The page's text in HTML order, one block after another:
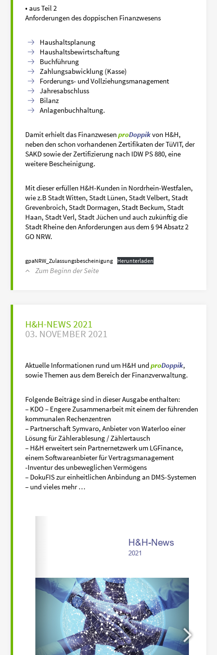
• aus Teil 2
Anforderungen des doppischen Finanzwesens
Haushaltsplanung
Haushaltsbewirtschaftung
Buchführung
Zahlungsabwicklung (Kasse)
Forderungs- und Vollziehungsmanagement
Jahresabschluss
Bilanz
Anlagenbuchhaltung.
Damit erhielt das FinanzwesenproDoppikvon H&H,
neben den schon vorhandenen Zertifikaten der TüVIT, der
SAKD sowie der Zertifizierung nach IDW PS 880, eine
weitere Bescheinigung.
Mit dieser erfüllen H&H-Kunden in Nordrhein-Westfalen,
wie z.B Stadt Witten, Stadt Lünen, Stadt Velbert, Stadt
Grevenbroich, Stadt Dormagen, Stadt Beckum, Stadt
Haan, Stadt Verl, Stadt Jüchen und auch zukünftig die
Stadt Rheine den Anforderungen aus dem § 94 Absatz 2
GO NRW.
gpaNRW_Zulassungsbescheinigung Herunterladen
Zum Beginn der Seite
H&H-NEWS 2021
03. NOVEMBER 2021
Aktuelle Informationen rund um H&H undproDoppik,
sowie Themen aus dem Bereich der Finanzverwaltung.
Folgende Beiträge sind in dieser Ausgabe enthalten:
– KDO – Engere Zusammenarbeit mit einem der führenden
kommunalen Rechenzentren
– Partnerschaft Symvaro, Anbieter von Waterloo einer
Lösung für Zählerablesung / Zählertausch
– H&H erweitert sein Partnernetzwerk um LGFinance,
einem Softwareanbieter für Vertragsmanagement
-Inventur des unbeweglichen Vermögens
– DokuFIS zur einheitlichen Anbindung an DMS-Systemen
– und vieles mehr …